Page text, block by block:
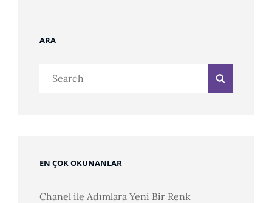
ARA
EN ÇOK OKUNANLAR
Chanel ile Adımlara Yeni Bir Renk